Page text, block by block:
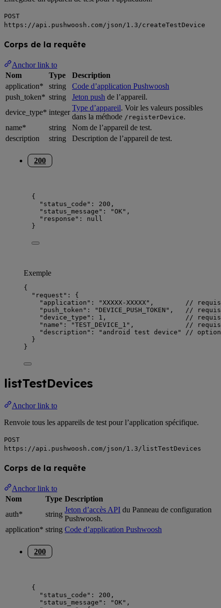
POST
https://api.pushwoosh.com/json/1.3/createTestDevice
Corps de la requête
Anchor link to
Nom
Type
Description
application*
string
Code d’application Pushwoosh
push_token* string Jeton push de l’appareil.
device_type* integer
Type d’appareil. Voir les valeurs possibles
dans la méthode /registerDevice.
name*
string
Nom de l’appareil de test.
description
string Description de l’appareil de test.
200
{
"status_code" : 200 ,
"status_message" : "OK" ,
"response" : null
}
Exemple
{
"request" : {
"application" : "XXXXX-XXXXX" , // requis.
"push_token" : " DEVICE_PUSH_TOKEN " , //
"device_type" : 1 , //
"name" : "TEST_DEVICE_1 " , //
"description" : " android test device "
//
}
}
listTestDevices
Anchor link to
Renvoie tous les appareils de test pour l’application spécifique.
POST
https://api.pushwoosh.com/json/1.3/listTestDevices
Corps de la requête
Anchor link to
Nom
Type Description
auth*
string
Jeton d’accès API du Panneau de configuration
Pushwoosh.
application* string Code d’application Pushwoosh
200
{
"status_code" : 200 ,
"status_message" : "OK" ,